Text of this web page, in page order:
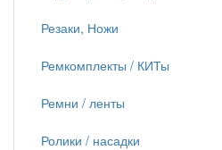
Резаки, Ножи
Ремкомплекты / КИТы
Ремни / ленты
Ролики / насадки